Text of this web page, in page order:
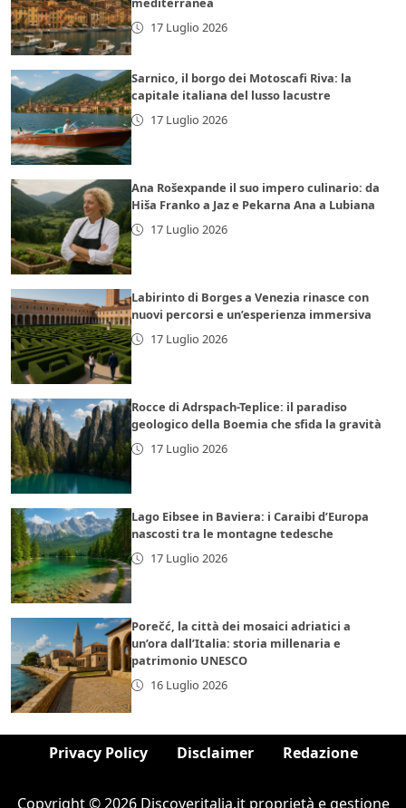
17 Luglio 2026
Sarnico, il borgo dei Motoscafi Riva: la
capitale italiana del lusso lacustre
17 Luglio 2026
Ana Rošexpande il suo impero culinario: da
Hiša Franko a Jaz e Pekarna Ana a Lubiana
17 Luglio 2026
Labirinto di Borges a Venezia rinasce con
nuovi percorsi e un’esperienza immersiva
17 Luglio 2026
Rocce di Adrspach-Teplice: il paradiso
geologico della Boemia che sfida la gravità
17 Luglio 2026
Lago Eibsee in Baviera: i Caraibi d’Europa
nascosti tra le montagne tedesche
17 Luglio 2026
Porečć, la città dei mosaici adriatici a
un’ora dall’Italia: storia millenaria e
patrimonio UNESCO
16 Luglio 2026
Privacy Policy Disclaimer Redazione
Copyright © 2026 Discoveritalia.it proprietà e gestione